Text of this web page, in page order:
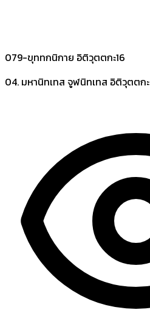
079-ขุททกนิกาย อิติวุตตกะ16
04. มหานิทเทส จูฬนิทเทส อิติวุตตกะ